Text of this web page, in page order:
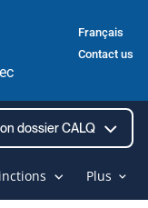
Français
Contact us
dossier CALQ
Plus